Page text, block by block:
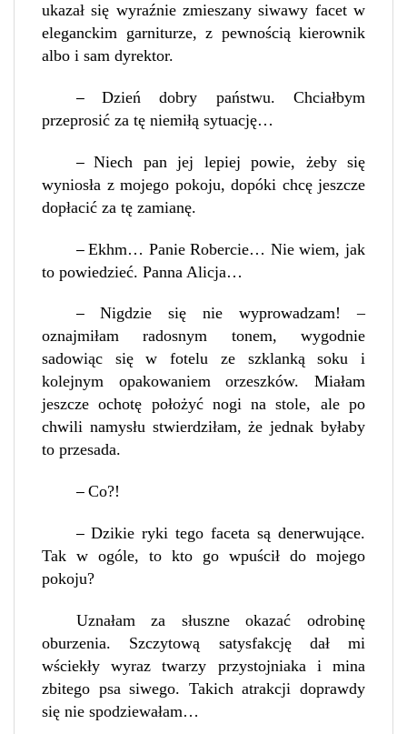
ukazał się wyraźnie zmieszany siwawy facet w
eleganckim garniturze, z pewnością kierownik
albo i sam dyrektor.
–Dzień dobry państwu. Chciałbym
przeprosić za tę niemiłą sytuację…
–Niech pan jej lepiej powie, żeby się
wyniosła z mojego pokoju, dopóki chcę jeszcze
dopłacić za tę zamianę.
–Ekhm… Panie Robercie… Nie wiem, jak
to powiedzieć. Panna Alicja…
– Nigdzie się nie wyprowadzam! –
oznajmiłam radosnym tonem, wygodnie
sadowiąc się w fotelu ze szklanką soku i
kolejnym opakowaniem orzeszków. Miałam
jeszcze ochotę położyć nogi na stole, ale po
chwili namysłu stwierdziłam, że jednak byłaby
to przesada.
– Co?!
– Dzikie ryki tego faceta są denerwujące.
Tak w ogóle, to kto go wpuścił do mojego
pokoju?
Uznałam za słuszne okazać odrobinę
oburzenia. Szczytową satysfakcję dał mi
wściekły wyraz twarzy przystojniaka i mina
zbitego psa siwego. Takich atrakcji doprawdy
się nie spodziewałam…